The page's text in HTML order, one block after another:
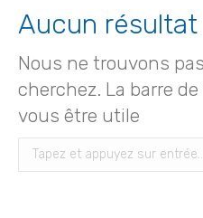
Aucun résultat
Nous ne trouvons
cherchez. La barre
vous être utile
Recherche
: